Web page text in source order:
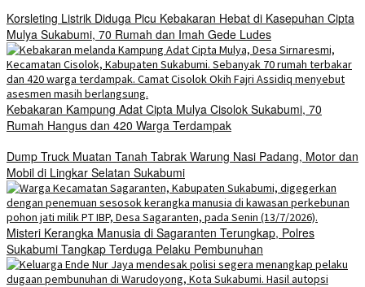
Korsleting Listrik Diduga Picu Kebakaran Hebat di Kasepuhan Cipta
Mulya Sukabumi, 70 Rumah dan Imah Gede Ludes
Kebakaran Kampung Adat Cipta Mulya Cisolok Sukabumi, 70
Rumah Hangus dan 420 Warga Terdampak
Dump Truck Muatan Tanah Tabrak Warung Nasi Padang, Motor dan
Mobil di Lingkar Selatan Sukabumi
Misteri Kerangka Manusia di Sagaranten Terungkap, Polres
Sukabumi Tangkap Terduga Pelaku Pembunuhan